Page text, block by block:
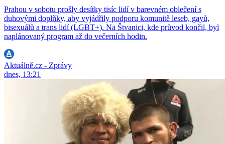
Prahou v sobotu prošly desítky tisíc lidí v barevném oblečení s
duhovými doplňky, aby vyjádřily podporu komunitě leseb, gayů,
bisexuálů a trans lidí (LGBT+). Na Štvanici, kde průvod končil, byl
naplánovaný program až do večerních hodin.
Aktuálně.cz - Zprávy
dnes, 13:21